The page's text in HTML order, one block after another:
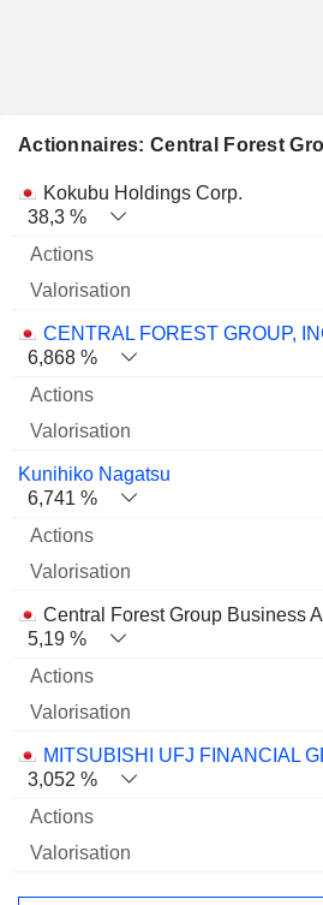
Actionnaires: Central Forest
Nom Actions % Valorisation
Kokubu Holdings Corp.
38,3 %
CENTRAL FOREST GROUP,
6,868 %
Kunihiko Nagatsu
6,741 %
Central Forest Group Business
5,19 %
MITSUBISHI UFJ FINANCIAL
3,052 %